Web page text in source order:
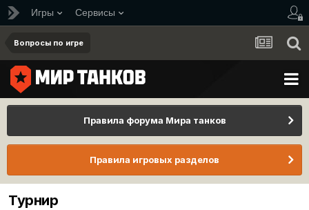
Игры Сервисы
Вопросы по игре
Правила форума Мира танков
Правила игровых разделов
Турнир